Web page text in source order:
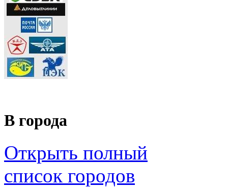
В города
Открыть полный
список городов